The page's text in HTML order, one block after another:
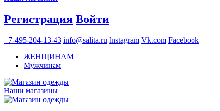
Регистрация Войти
+7-495-204-13-43 info@salita.ru Instagram Vk.com Facebook
ЖЕНЩИНАМ
Мужчинам
Наши магазины